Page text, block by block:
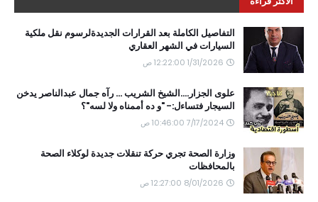
التفاصيل الكاملة بعد القرارات الجديدةلرسوم نقل ملكية
السيارات في الشهر العقاري
1/31/2026 12:22:00 ص
علوى الجزار....الشيخ الشريب ... رآه جمال عبدالناصر يدخن
السيجار فتساءل:- "و ده أممناه ولا لسه"؟
7/17/2024 10:46:00 ص
وزارة الصحة تجري حركة تنقلات جديدة لوكلاء الصحة
بالمحافظات
8/01/2026 12:27:00 ص